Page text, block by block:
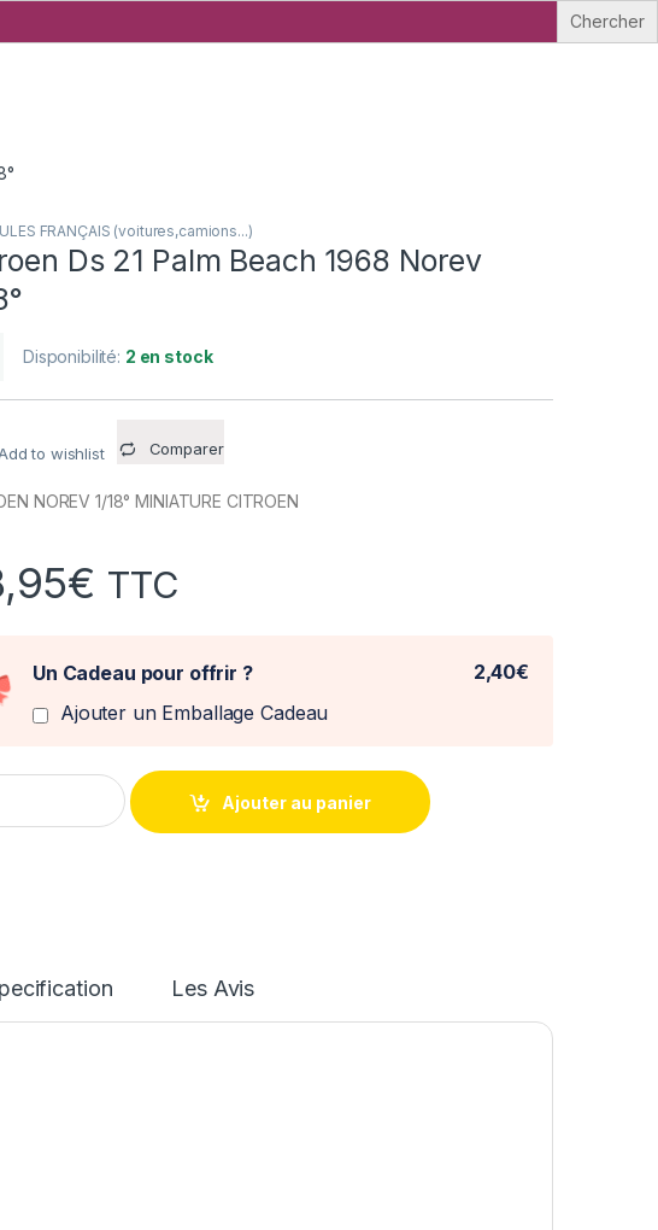
FRANÇAIS (voitures,camions...)
Ds 21 Palm Beach 1968 Norev
Disponibilité: 2 en stock
to wishlist Comparer
NOREV 1/18° MINIATURE CITROEN
€ TTC
Un Cadeau pour offrir ?
Ajouter un Emballage Cadeau
2,40€
Ds 21 Palm Beach 1968 Norev 1/18° quantity
Ajouter au panier
Les Avis